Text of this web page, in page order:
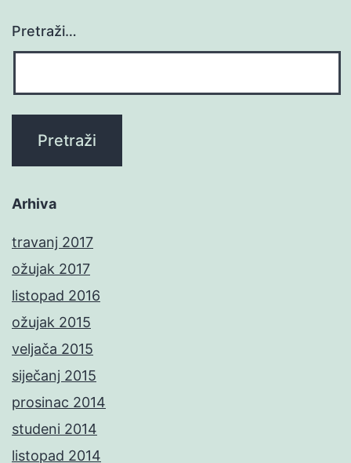
Pretraži…
Arhiva
travanj 2017
ožujak 2017
listopad 2016
ožujak 2015
veljača 2015
siječanj 2015
prosinac 2014
studeni 2014
listopad 2014